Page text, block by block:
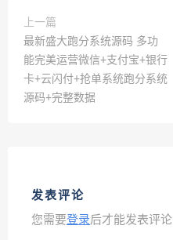
上一篇
最新盛大跑分系统源码 多功
能完美运营微信+支付宝+银行
卡+云闪付+抢单系统跑分系统
源码+完整数据
发表评论
您需要登录后才能发表评论